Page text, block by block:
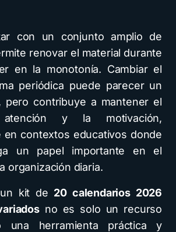
con un conjunto amplio de
renovar el material durante
en la monotonía. Cambiar el
periódica puede parecer un
pero contribuye a mantener el
y la motivación,
en contextos educativos donde
un papel importante en el
organización diaria.
kit de 20 calendarios 2026
no es solo un recurso
una herramienta práctica y